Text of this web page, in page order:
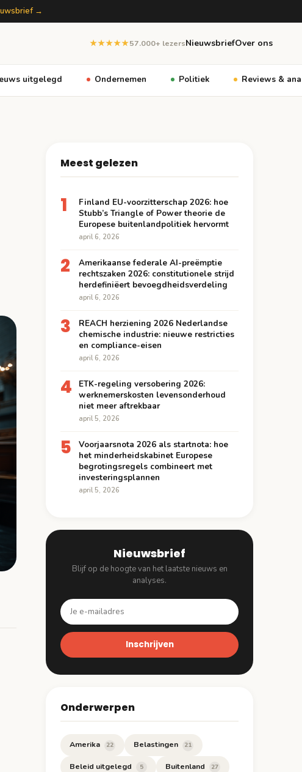
→
★★★★★57.000+ lezersNieuwsbriefOver ons
uitgelegd Ondernemen Politiek Reviews &
Meest gelezen
1
Finland EU-voorzitterschap 2026: hoe
Stubb’s Triangle of Power theorie de
Europese buitenlandpolitiek hervormt
april 6, 2026
2
Amerikaanse federale AI-preëmptie
rechtszaken 2026: constitutionele strijd
herdefiniëert bevoegdheidsverdeling
april 6, 2026
3
REACH herziening 2026 Nederlandse
chemische industrie: nieuwe restricties
en compliance-eisen
april 6, 2026
4
ETK-regeling versobering 2026:
werknemerskosten levensonderhoud
niet meer aftrekbaar
april 5, 2026
5
Voorjaarsnota 2026 als startnota: hoe
het minderheidskabinet Europese
begrotingsregels combineert met
investeringsplannen
april 5, 2026
Nieuwsbrief
Blijf op de hoogte van het laatste nieuws en
analyses.
Inschrijven
Onderwerpen
Amerika 22 Belastingen 21
Beleid uitgelegd 5 Buitenland 27